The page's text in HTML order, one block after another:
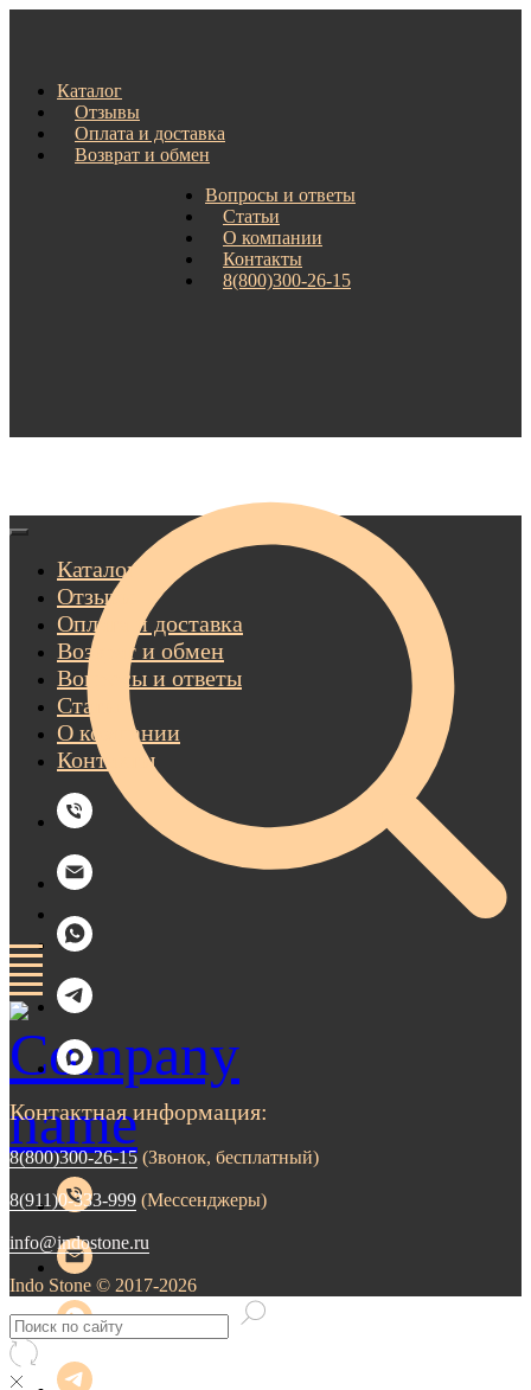
Каталог
Отзывы
Оплата и доставка
Возврат и обмен
Вопросы и ответы
Статьи
О компании
Контакты
8(800)300-26-15
Каталог
Отзывы
Оплата и доставка
Возврат и обмен
Вопросы и ответы
Статьи
О компании
Контакты
Контактная информация:
8(800)300-26-15 (Звонок, бесплатный)
8(911)0-333-999 (Мессенджеры)
info@indostone.ru
Indo Stone © 2017-2026